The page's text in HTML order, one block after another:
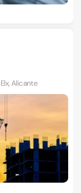
Alicante